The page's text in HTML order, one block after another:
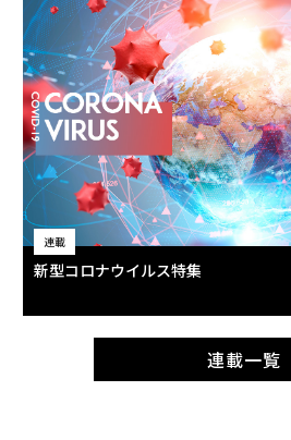
連載
新型コロナウイルス特集
連載一覧